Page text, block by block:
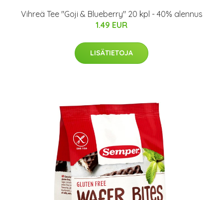
Vihreä Tee "Goji & Blueberry" 20 kpl - 40% alennus
1.49 EUR
LISÄTIETOJA